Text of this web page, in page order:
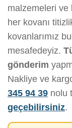
malzemeleri ve
her kovanı
kovanlarımız
mesafedeyiz.
gönderim
Nakliye ve
345 94 39 nolu
geçebilirsiniz.